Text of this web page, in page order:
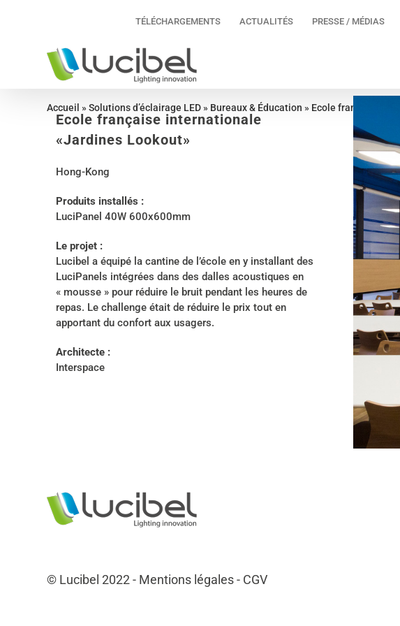
TÉLÉCHARGEMENTS ACTUALITÉS PRESSE / MÉDIAS
Accueil »Solutions d’éclairage LED» Bureaux & Éducation » Ecole française
Ecole française internationale
«Jardines Lookout»
Hong-Kong
Produits installés :
LuciPanel 40W 600x600mm
Le projet :
Lucibel a équipé la cantine de l’école en y installant des
LuciPanels intégrées dans des dalles acoustiques en
« mousse » pour réduire le bruit pendant les heures de
repas. Le challenge était de réduire le prix tout en
apportant du confort aux usagers.
Architecte :
Interspace
© Lucibel 2022 - Mentions légales- CGV